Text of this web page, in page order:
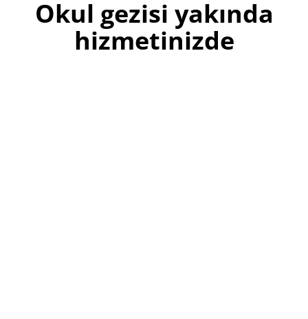
Okul gezisi yakında
hizmetinizde